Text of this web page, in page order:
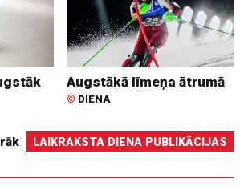
Augstākā līmeņa ātrumā
© DIENA
LAIKRAKSTA DIENA PUBLIKĀCIJAS